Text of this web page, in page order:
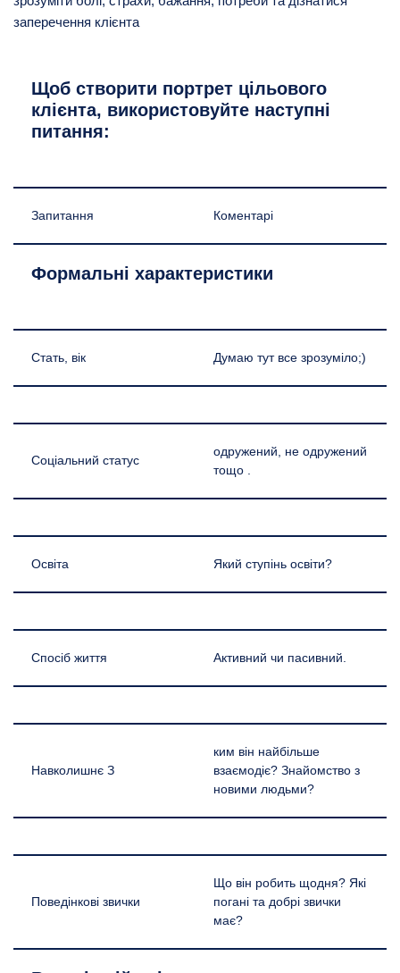
заперечення клієнта
Щоб створити портрет цільового
клієнта, використовуйте наступні
питання:
Запитання Коментарі
Формальні характеристики
Стать, вік Думаю тут все зрозуміло;)
Соціальний статус
одружений, не одружений
тощо .
Освіта Який ступінь освіти?
Спосіб життя Активний чи пасивний.
Навколишнє З
ким він найбільше
взаємодіє? Знайомство з
новими людьми?
Поведінкові звички
Що він робить щодня? Які
погані та добрі звички
має?